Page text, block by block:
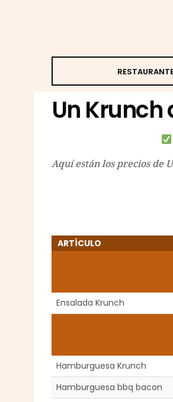
Un Krunch
Aquí están los precios de
ARTÍCULO
Ensalada Krunch
Hamburguesa Krunch
Hamburguesa bbq bacon